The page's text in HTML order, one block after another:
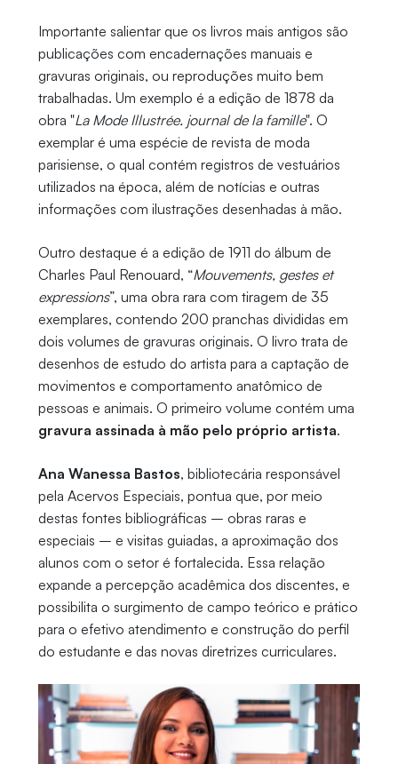
Importante salientar que os livros mais antigos são
publicações com encadernações manuais e
gravuras originais, ou reproduções muito bem
trabalhadas. Um exemplo é a edição de 1878 da
obra "La Mode Illustrée. journal de la famille". O
exemplar é uma espécie de revista de moda
parisiense, o qual contém registros de vestuários
utilizados na época, além de notícias e outras
informações com ilustrações desenhadas à mão.
Outro destaque é a edição de 1911 do álbum de
Charles Paul Renouard, “Mouvements, gestes et
expressions”, uma obra rara com tiragem de 35
exemplares, contendo 200 pranchas divididas em
dois volumes de gravuras originais. O livro trata de
desenhos de estudo do artista para a captação de
movimentos e comportamento anatômico de
pessoas e animais. O primeiro volume contém uma
gravura assinada à mão pelo próprio artista.
Ana Wanessa Bastos, bibliotecária responsável
pela Acervos Especiais, pontua que, por meio
destas fontes bibliográficas – obras raras e
especiais – e visitas guiadas, a aproximação dos
alunos com o setor é fortalecida. Essa relação
expande a percepção acadêmica dos discentes, e
possibilita o surgimento de campo teórico e prático
para o efetivo atendimento e construção do perfil
do estudante e das novas diretrizes curriculares.